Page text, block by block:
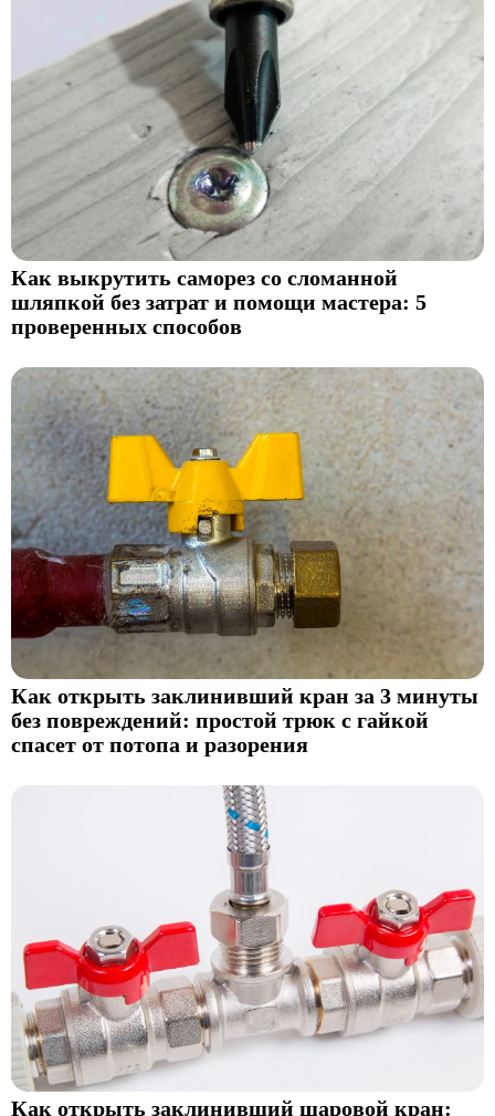
Как выкрутить саморез со сломанной
шляпкой без затрат и помощи мастера: 5
проверенных способов
Как открыть заклинивший кран за 3 минуты
без повреждений: простой трюк с гайкой
спасет от потопа и разорения
Как открыть заклинивший шаровой кран: